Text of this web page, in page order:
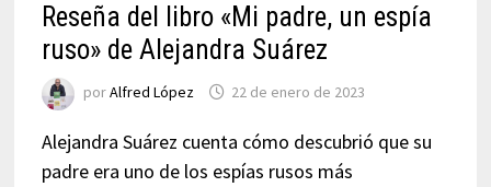
Reseña del libro «Mi padre, un espía
ruso» de Alejandra Suárez
porAlfred López 22 de enero de 2023
Alejandra Suárez cuenta cómo descubrió que su
padre era uno de los espías rusos más